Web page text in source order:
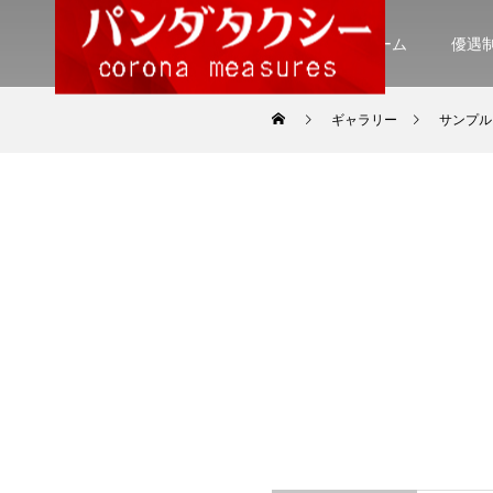
ホーム 優遇
ギャラリー サンプ